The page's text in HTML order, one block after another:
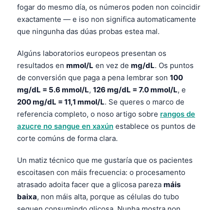
fogar do mesmo día, os números poden non coincidir
exactamente — e iso non significa automaticamente
que ningunha das dúas probas estea mal.
Algúns laboratorios europeos presentan os
resultados en mmol/L en vez de mg/dL. Os puntos
de conversión que paga a pena lembrar son 100
mg/dL = 5.6 mmol/L, 126 mg/dL = 7.0 mmol/L, e
200 mg/dL = 11,1 mmol/L. Se queres o marco de
referencia completo, o noso artigo sobre rangos de
azucre no sangue en xaxún establece os puntos de
corte comúns de forma clara.
Un matiz técnico que me gustaría que os pacientes
escoitasen con máis frecuencia: o procesamento
atrasado adoita facer que a glicosa pareza máis
baixa, non máis alta, porque as células do tubo